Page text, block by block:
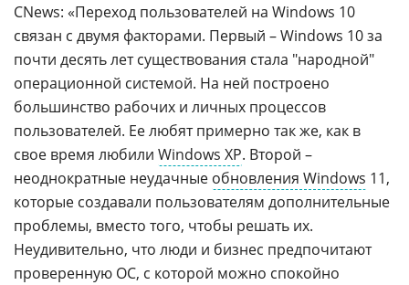
CNews: «Переход пользователей на Windows 10
связан с двумя факторами. Первый – Windows 10 за
почти десять лет существования стала "народной"
операционной системой. На ней построено
большинство рабочих и личных процессов
пользователей. Ее любят примерно так же, как в
свое время любили Windows XP. Второй –
неоднократные неудачные обновления Windows 11,
которые создавали пользователям дополнительные
проблемы, вместо того, чтобы решать их.
Неудивительно, что люди и бизнес предпочитают
проверенную ОС, с которой можно спокойно